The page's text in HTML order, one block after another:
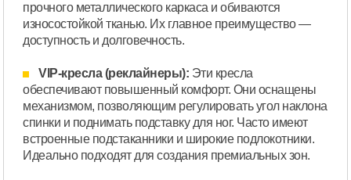
прочного металлического каркаса и обиваются
износостойкой тканью. Их главное преимущество —
доступность и долговечность.
VIP-кресла (реклайнеры): Эти кресла
обеспечивают повышенный комфорт. Они оснащены
механизмом, позволяющим регулировать угол наклона
спинки и поднимать подставку для ног. Часто имеют
встроенные подстаканники и широкие подлокотники.
Идеально подходят для создания премиальных зон.